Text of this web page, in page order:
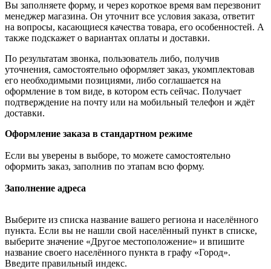
Вы заполняете форму, и через короткое время вам перезвонит
менеджер магазина. Он уточнит все условия заказа, ответит
на вопросы, касающиеся качества товара, его особенностей. А
также подскажет о вариантах оплаты и доставки.
По результатам звонка, пользователь либо, получив
уточнения, самостоятельно оформляет заказ, укомплектовав
его необходимыми позициями, либо соглашается на
оформление в том виде, в котором есть сейчас. Получает
подтверждение на почту или на мобильный телефон и ждёт
доставки.
Оформление заказа в стандартном режиме
Если вы уверены в выборе, то можете самостоятельно
оформить заказ, заполнив по этапам всю форму.
Заполнение адреса
Выберите из списка название вашего региона и населённого
пункта. Если вы не нашли свой населённый пункт в списке,
выберите значение «Другое местоположение» и впишите
название своего населённого пункта в графу «Город».
Введите правильный индекс.